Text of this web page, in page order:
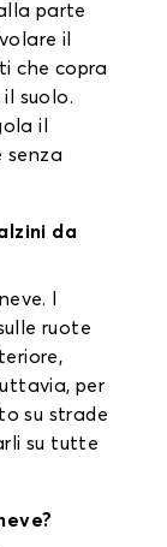
parte
il
che copra
suolo.
il
senza
da
I
ruote
per
su strade
su tutte